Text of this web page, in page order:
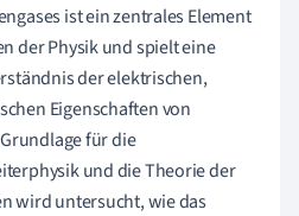
ist ein zentrales Element
der Physik und spielt eine
der elektrischen,
Eigenschaften von
für die
und die Theorie der
wird untersucht, wie das